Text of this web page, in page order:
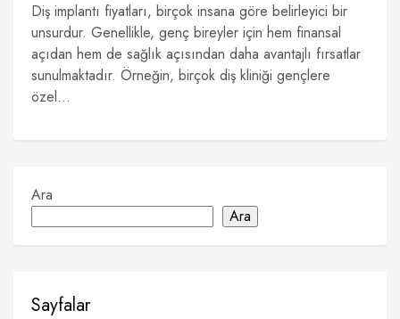
Diş implantı fiyatları, birçok insana göre belirleyici bir
unsurdur. Genellikle, genç bireyler için hem finansal
açıdan hem de sağlık açısından daha avantajlı fırsatlar
sunulmaktadır. Örneğin, birçok diş kliniği gençlere
özel...
Ara
Ara
Sayfalar